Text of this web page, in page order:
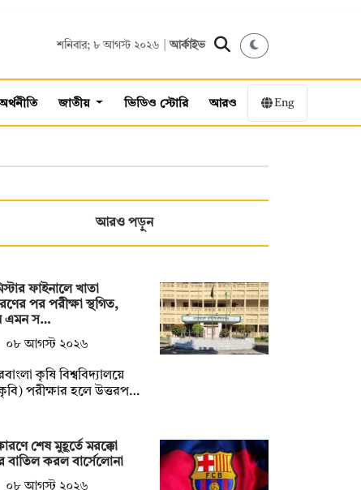
শনিবার; ৮ আগস্ট ২০২৬ |আর্কাইভ
জাতীয় ভিডিও স্টোরি আরও Eng
আরও পড়ুন
ফাইনালে খাতা
পর পরীক্ষা স্থগিত,
এমন স…
০৮ আগস্ট ২০২৬
কৃষি বিশ্ববিদ্যালয়ে
পরীক্ষার হলে উত্তরপ…
শেষ মুহূর্তে মরক্কো
বাতিল করল বার্সেলোনা
০৮ আগস্ট ২০২৬